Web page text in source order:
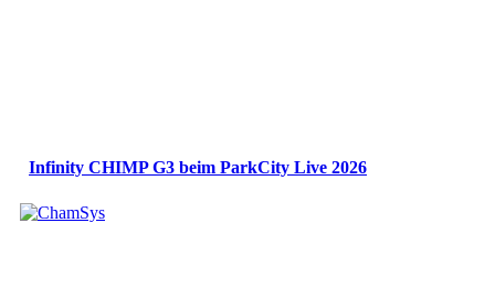
Infinity CHIMP G3 beim ParkCity Live 2026